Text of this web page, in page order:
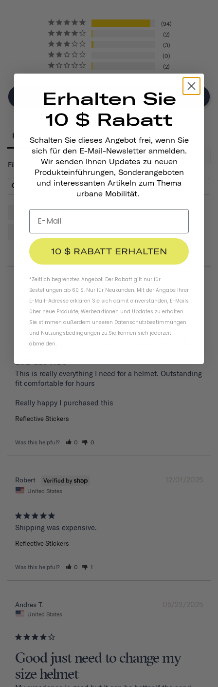
94
2
3
0
2
Write A Review
Reviews
Filter Reviews:
Helmet Sticker Quality Thousand
Design Cactus Friends
01/19/2026
Frank P.
United States
Great fit extremely comfortable
for hours
This is really everything I need for a helmet. Outstanding
fit comfortable for hours
Reflective Stickers
Was this helpful? 0 0
12/01/2025
Robert
United States
Shipping was expensive.
Reflective Stickers
Was this helpful? 0 1
05/23/2025
Andres T.
United States
Good just need to change my
size helmet
Erhalten Sie
10 $ Rabatt
Schalten Sie dieses Angebot frei, wenn Sie
sich für den E-Mail-Newsletter anmelden.
Wir senden Ihnen Updates zu neuen
Produkteinführungen, Sonderangeboten
und interessanten Artikeln zum Thema
urbane Mobilität.
10 $ RABATT ERHALTEN
*Zeitlich begrenztes Angebot. Der Rabatt gilt nur für
Bestellungen ab 60 $. Nur für Neukunden. Mit der Angabe Ihrer
E-Mail-Adresse erklären Sie sich damit einverstanden, E-Mails
über neue Produkte, Werbeaktionen und Updates zu erhalten.
Sie stimmen außerdem unseren Datenschutzbestimmungen
und Nutzungsbedingungen zu.Sie können sich jederzeit
abmelden.